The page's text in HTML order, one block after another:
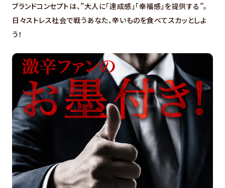
ブランドコンセプトは、”大人に「達成感」「幸福感」を提供する”。
日々ストレス社会で戦うあなた、辛いものを食べてスカッとしよ
う！